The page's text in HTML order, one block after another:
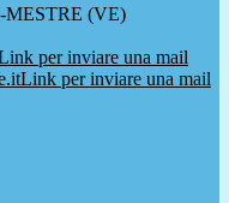
MESTRE (VE)
per inviare una mail
Link per inviare una mail